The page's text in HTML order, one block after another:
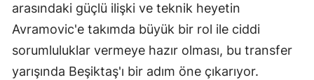
arasındaki güçlü ilişki ve teknik heyetin
Avramovic'e takımda büyük bir rol ile ciddi
sorumluluklar vermeye hazır olması, bu transfer
yarışında Beşiktaş'ı bir adım öne çıkarıyor.